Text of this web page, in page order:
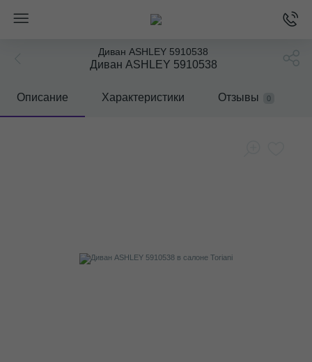
Диван ASHLEY 5910538
Диван ASHLEY 5910538
Описание Характеристики Отзывы 0